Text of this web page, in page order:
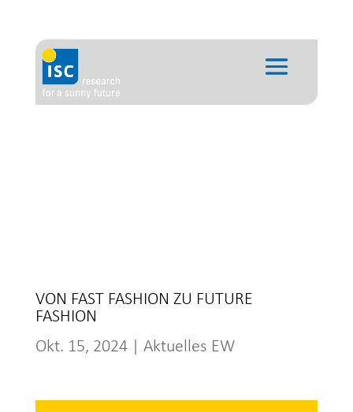
VON FAST FASHION ZU FUTURE
FASHION
Okt. 15, 2024| Aktuelles EW